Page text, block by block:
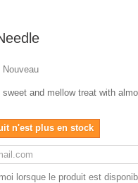
Nouveau
sweet and mellow treat with
n'est plus en stock
lorsque le produit est